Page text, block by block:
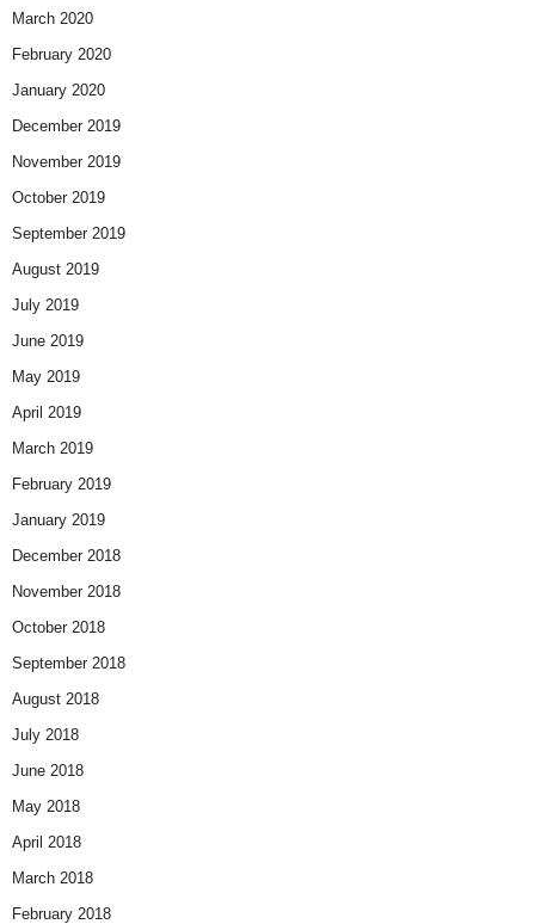
March 2020
February 2020
January 2020
December 2019
November 2019
October 2019
September 2019
August 2019
July 2019
June 2019
May 2019
April 2019
March 2019
February 2019
January 2019
December 2018
November 2018
October 2018
September 2018
August 2018
July 2018
June 2018
May 2018
April 2018
March 2018
February 2018